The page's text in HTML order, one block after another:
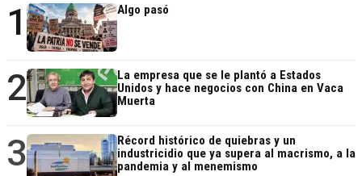
1 Algo pasó
2
La empresa que se le plantó a Estados
Unidos y hace negocios con China en Vaca
Muerta
3
Récord histórico de quiebras y un
industricidio que ya supera al macrismo, a la
pandemia y al menemismo